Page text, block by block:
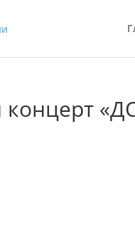
концерт